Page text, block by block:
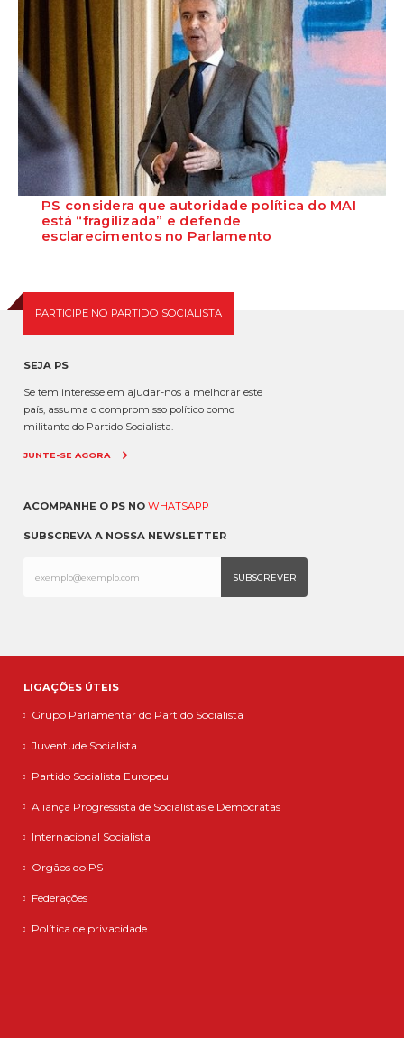
PS considera que autoridade política do MAI
está “fragilizada” e defende
esclarecimentos no Parlamento
PARTICIPE NO PARTIDO SOCIALISTA
SEJA PS
Se tem interesse em ajudar-nos a melhorar este
país, assuma o compromisso político como
militante do Partido Socialista.
JUNTE-SE AGORA
ACOMPANHE O PS NO WHATSAPP
SUBSCREVA A NOSSA NEWSLETTER
LIGAÇÕES ÚTEIS
Grupo Parlamentar do Partido Socialista
Juventude Socialista
Partido Socialista Europeu
Aliança Progressista de Socialistas e Democratas
Internacional Socialista
Orgãos do PS
Federações
Política de privacidade